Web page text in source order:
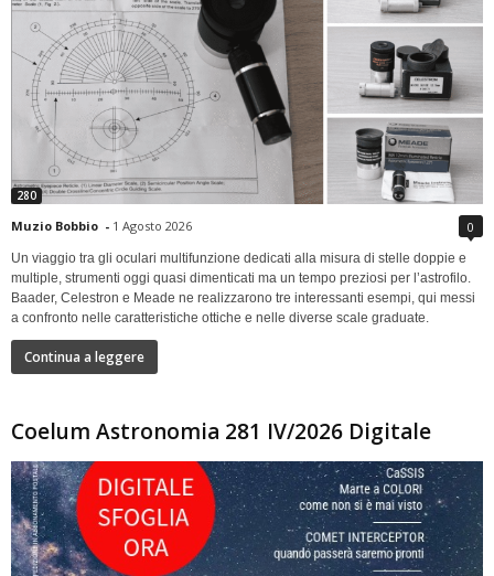
280
Muzio Bobbio - 1 Agosto 2026 0
Un viaggio tra gli oculari multifunzione dedicati alla misura di stelle doppie e
multiple, strumenti oggi quasi dimenticati ma un tempo preziosi per l’astrofilo.
Baader, Celestron e Meade ne realizzarono tre interessanti esempi, qui messi
a confronto nelle caratteristiche ottiche e nelle diverse scale graduate.
Continua a leggere
Coelum Astronomia 281 IV/2026 Digitale